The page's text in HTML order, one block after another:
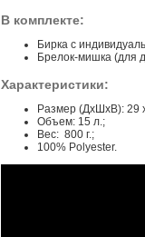
В комплекте:
Бирка с
Брелок-мишка (для
Характеристики:
Размер (ДхШхВ): 29
Объем: 15 л.;
Вес: 800 г.;
100% Polyester.